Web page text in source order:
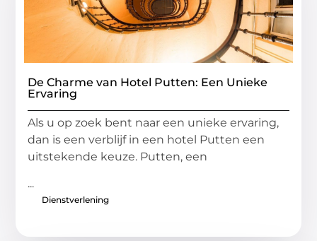
De Charme van Hotel Putten: Een Unieke
Ervaring
Als u op zoek bent naar een unieke ervaring,
dan is een verblijf in een hotel Putten een
uitstekende keuze. Putten, een
...
Dienstverlening